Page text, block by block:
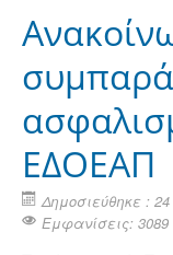
ΕΔΟΕΑΠ
Δημοσιεύθηκε :
Εμφανίσεις: 3089